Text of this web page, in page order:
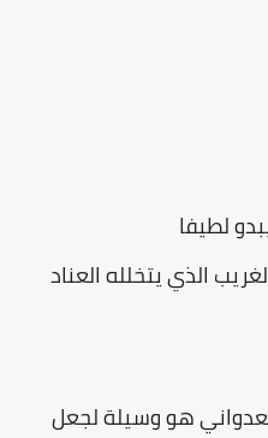
لطيفا
الذي يتخلله العناد
هو وسيلة لجعل